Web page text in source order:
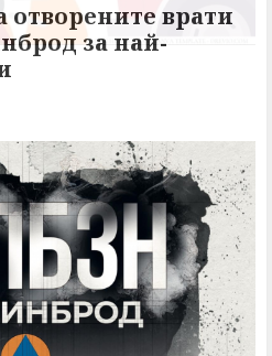
врати
за най-